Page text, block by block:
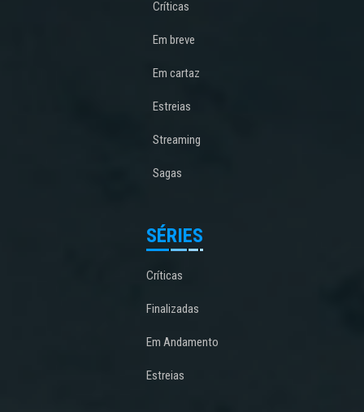
Críticas
Em breve
Em cartaz
Estreias
Streaming
Sagas
SÉRIES
Críticas
Finalizadas
Em Andamento
Estreias